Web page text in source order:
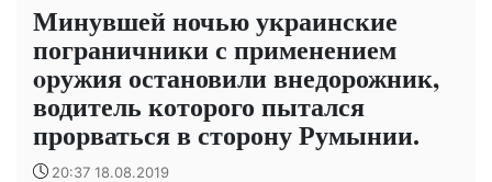
Минувшей ночью украинские
пограничники с применением
opужия остановили внедорожник,
водитель которого пытался
проpваться в сторону Румынии.
20:37 18.08.2019